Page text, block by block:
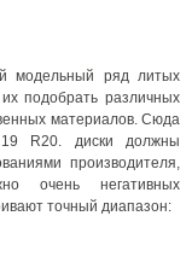
модельный ряд литых
подобрать различных
материалов. Сюда
R20. диски должны
производителя,
очень негативных
точный диапазон: